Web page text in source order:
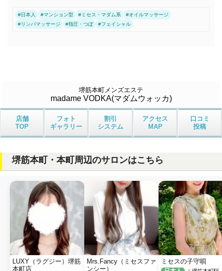
#日本人 #マンション型 #ミセス・マダム系 #オイルマッサージ
#リンパマッサージ #指圧・つぼ #フェイシャル
堺筋本町メンズエステ
madame VODKA(マダムウォッカ)
店舗
TOP
フォト
ギャラリー
割引
システム
アクセス
MAP
口コミ
投稿
堺筋本町・本町周辺のサロンはこちら
LUXY（ラグジー）堺筋
本町店
Mrs.Fancy（ミセスファ
ンシー）
ミセスの子守唄